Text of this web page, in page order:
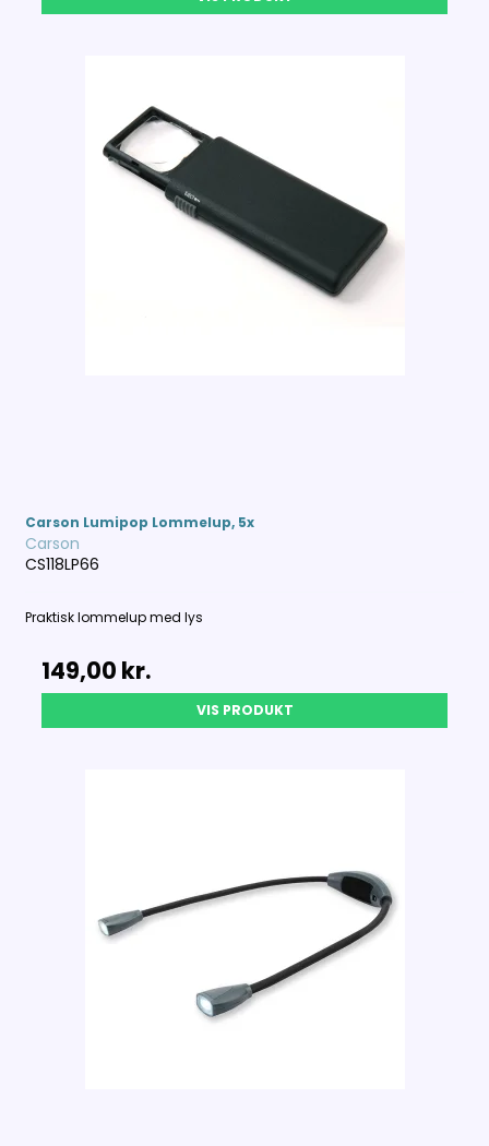
Carson Lumipop Lommelup, 5x
Carson
CS118LP66
Praktisk lommelup med lys
149,00 kr.
VIS PRODUKT